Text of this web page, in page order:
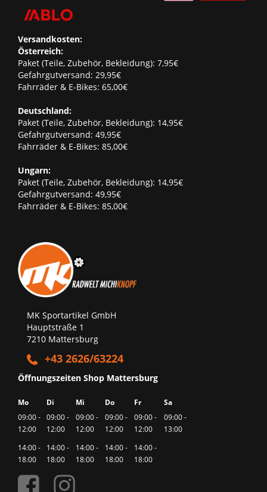
Versandkosten:
Österreich:
Paket (Teile, Zubehör, Bekleidung): 7,95€
Gefahrgutversand: 29,95€
Fahrräder & E-Bikes: 65,00€
Deutschland:
Paket (Teile, Zubehör, Bekleidung): 14,95€
Gefahrgutversand: 49,95€
Fahrräder & E-Bikes: 85,00€
Ungarn:
Paket (Teile, Zubehör, Bekleidung): 14,95€
Gefahrgutversand: 49,95€
Fahrräder & E-Bikes: 85,00€
MK Sportartikel GmbH
Hauptstraße 1
7210 Mattersburg
+43 2626/63224
Öffnungszeiten Shop Mattersburg
Mo Di Mi Do Fr
Sa
09:00 -
12:00
09:00 -
12:00
09:00 -
12:00
09:00 -
12:00
09:00 -
12:00
09:00 -
13:00
14:00 -
18:00
14:00 -
18:00
14:00 -
18:00
14:00 -
18:00
14:00 -
18:00